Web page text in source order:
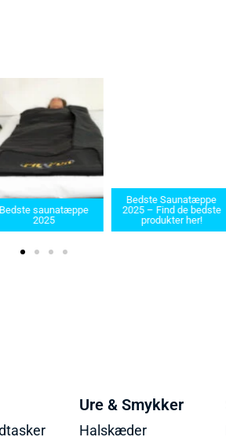
saunatæppe
2025
Bedste Saunatæppe
2025 – Find de bedste
produkter her!
Ure & Smykker
Halskæder